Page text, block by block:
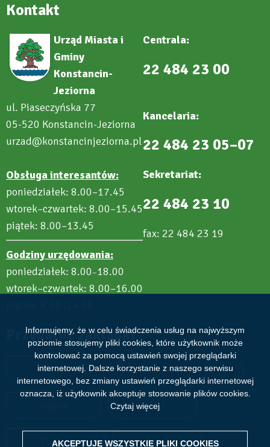
Informujemy, że w celu świadczenia usług na najwyższym
poziomie stosujemy pliki cookies, które użytkownik może
kontrolować za pomocą ustawień swojej przeglądarki
internetowej. Dalsze korzystanie z naszego serwisu
internetowego, bez zmiany ustawień przeglądarki internetowej
oznacza, iż użytkownik akceptuje stosowanie plików cookies.
Czytaj więcej
AKCEPTUJĘ WSZYSTKIE PLIKI COOKIES
WITHDRAW CONSENT
Kontakt
Urząd Miasta i
Gminy
Konstancin-
Jeziorna
ul. Piaseczyńska 77
05-520 Konstancin-Jeziorna
urzad@konstancinjeziorna.pl
Obsługa interesantów:
poniedziałek: 8.00–17.45
wtorek–czwartek: 8.00–15.45
piątek: 8.00–13.45
Godziny urzędowania:
poniedziałek: 8.00–18.00
wtorek–czwartek: 8.00–16.00
Centrala:
22 484 23 00
Kancelaria:
22 484 23 05–07
Sekretariat:
22 484 23 10
fax: 22 484 23 19
Przydatne zakładki
Aktualności Wydarzenia
Filmy
Kultura Sport